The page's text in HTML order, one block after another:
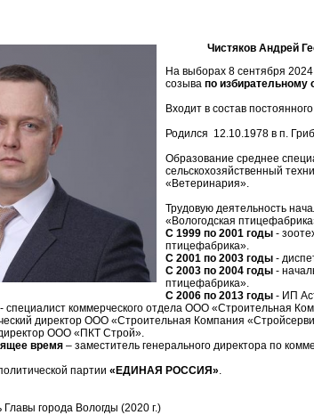
Чистяков Андрей
На выборах 8 сентября 2024
созыва по избирательному
Входит в состав
Родился 12.10.1978 в п.
Образование среднее
сельскохозяйственный
«Ветеринария».
Трудовую деятельность
«Вологодская
С 1999 по 2001 годы -
птицефабрика».
С 2001 по 2003 годы -
С 2003 по 2004 годы -
птицефабрика».
С 2006 по 2013 годы - ИП
- специалист коммерческого отдела ООО «Строительная
директор ООО «Строительная Компания
ООО «ПКТ Строй».
время – заместитель генерального директора по
партии «ЕДИНАЯ РОССИЯ».
Главы города Вологды (2020 г.)